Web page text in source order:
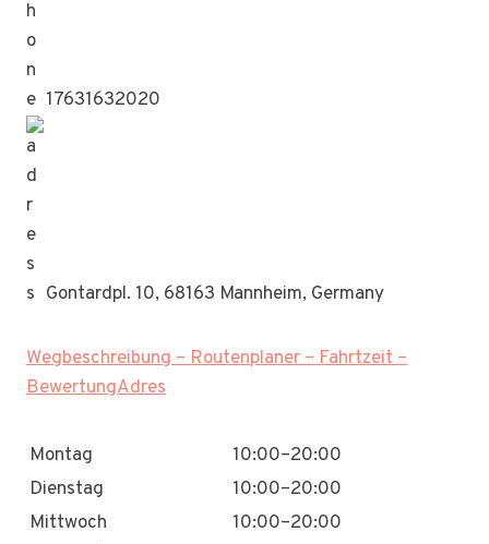
17631632020
Gontardpl. 10, 68163 Mannheim, Germany
Wegbeschreibung – Routenplaner – Fahrtzeit –
BewertungAdres
Montag
10:00–20:00
Dienstag
10:00–20:00
Mittwoch
10:00–20:00